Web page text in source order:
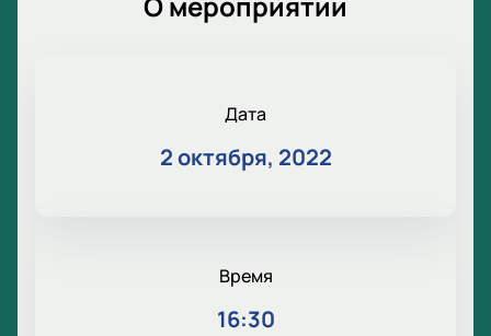
Дата
2 октября, 2022
Время
16:30